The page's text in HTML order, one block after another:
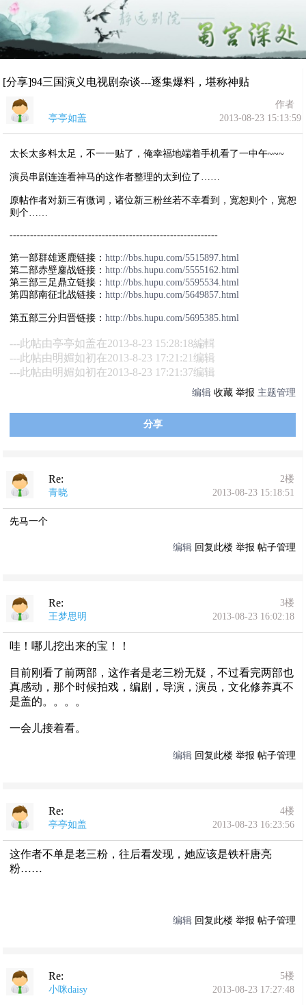
[分享]94三国演义电视剧杂谈---逐集爆料，堪称神贴
作者
亭亭如盖
2013-08-23 15:13:59
太长太多料太足，不一一贴了，俺幸福地端着手机看了一中午~~~
演员串剧连连看神马的这作者整理的太到位了……
原帖作者对新三有微词，诸位新三粉丝若不幸看到，宽恕则个，宽恕
则个……
-------------------------------------------------------------
第一部群雄逐鹿链接：http://bbs.hupu.com/5515897.html
第二部赤壁鏖战链接：http://bbs.hupu.com/5555162.html
第三部三足鼎立链接：http://bbs.hupu.com/5595534.html
第四部南征北战链接：http://bbs.hupu.com/5649857.html
第五部三分归晋链接：http://bbs.hupu.com/5695385.html
---此帖由亭亭如盖在2013-8-23 15:28:18編輯
---此帖由明媚如初在2013-8-23 17:21:21编辑
---此帖由明媚如初在2013-8-23 17:21:37编辑
编辑 收藏 举报 主题管理
分享
Re:
2楼
青晓
2013-08-23 15:18:51
先马一个
编辑 回复此楼 举报 帖子管理
Re:
3楼
王梦思明
2013-08-23 16:02:18
哇！哪儿挖出来的宝！！
目前刚看了前两部，这作者是老三粉无疑，不过看完两部也
真感动，那个时候拍戏，编剧，导演，演员，文化修养真不
是盖的。。。。
一会儿接着看。
编辑 回复此楼 举报 帖子管理
Re:
4楼
亭亭如盖
2013-08-23 16:23:56
这作者不单是老三粉，往后看发现，她应该是铁杆唐亮
粉……
编辑 回复此楼 举报 帖子管理
Re:
5楼
小咪daisy
2013-08-23 17:27:48